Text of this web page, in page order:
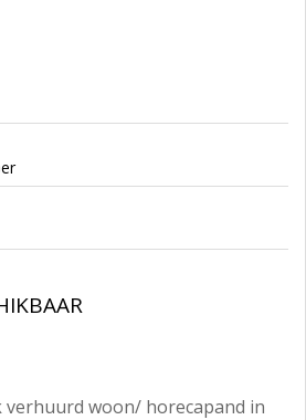
verhuurd woon/ horecapand in